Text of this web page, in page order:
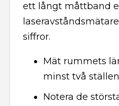
ett långt måttband
siffror.
Mät rummets
minst två
Notera de